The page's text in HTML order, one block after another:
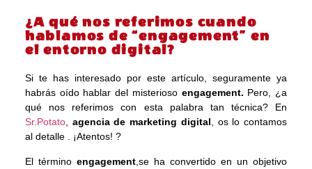
¿A qué nos referimos cuando
hablamos de “engagement” en
el entorno digital?
Si te has interesado por este artículo, seguramente ya
habrás oído hablar del misterioso engagement. Pero, ¿a
qué nos referimos con esta palabra tan técnica? En
Sr.Potato, agencia de marketing digital, os lo contamos
al detalle . ¡Atentos! ?
El término engagement,se ha convertido en un objetivo